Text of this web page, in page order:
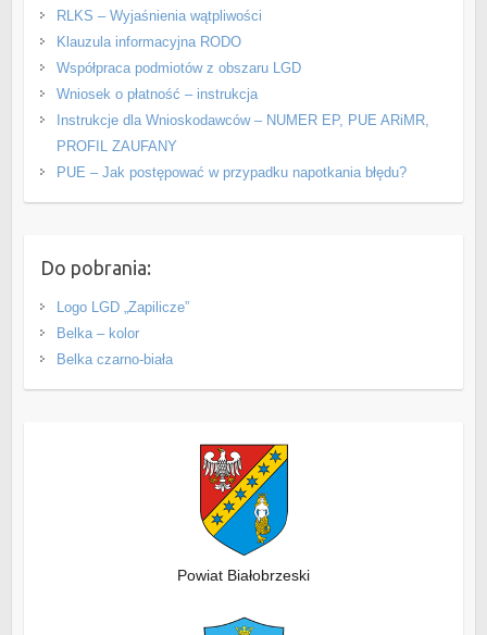
RLKS – Wyjaśnienia wątpliwości
Klauzula informacyjna RODO
Współpraca podmiotów z obszaru LGD
Wniosek o płatność – instrukcja
Instrukcje dla Wnioskodawców – NUMER EP, PUE ARiMR,
PROFIL ZAUFANY
PUE – Jak postępować w przypadku napotkania błędu?
Do pobrania:
Logo LGD „Zapilicze”
Belka – kolor
Belka czarno-biała
Powiat Białobrzeski